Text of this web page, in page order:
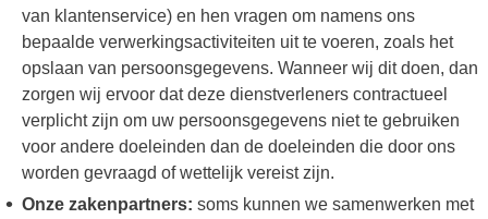
van klantenservice) en hen vragen om namens ons
bepaalde verwerkingsactiviteiten uit te voeren, zoals het
opslaan van persoonsgegevens. Wanneer wij dit doen, dan
zorgen wij ervoor dat deze dienstverleners contractueel
verplicht zijn om uw persoonsgegevens niet te gebruiken
voor andere doeleinden dan de doeleinden die door ons
worden gevraagd of wettelijk vereist zijn.
Onze zakenpartners: soms kunnen we samenwerken met